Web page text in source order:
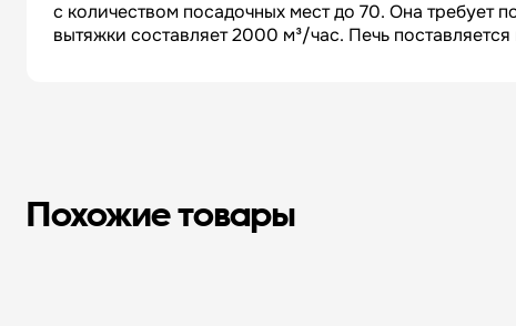
с количеством посадочных мест до 70. Она требует
вытяжки составляет 2000 м³/час. Печь
Похожие товары